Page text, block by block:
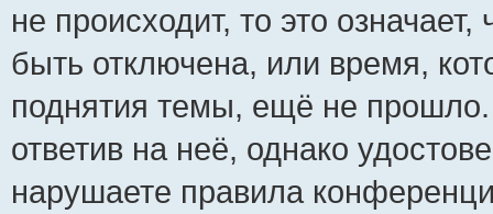
не происходит, то это
быть отключена, или время,
поднятия темы, ещё не
ответив на неё, однако
нарушаете правила